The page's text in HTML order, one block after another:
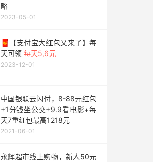
略
2023-05-01
🧧【支付宝大红包又来了】每
天可领 每天5,6元
2023-12-01
中国银联云闪付，8-88元红包
+1分钱坐公交+9.9看电影+每
天7重红包最高1218元
2021-06-01
永辉超市线上购物，新人50元